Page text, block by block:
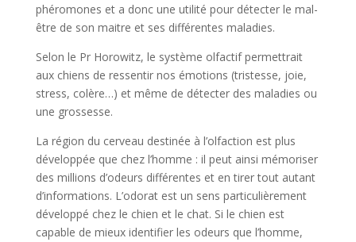
phéromones et a donc une utilité pour détecter le mal-
être de son maitre et ses différentes maladies.
Selon le Pr Horowitz, le système olfactif permettrait
aux chiens de ressentir nos émotions (tristesse, joie,
stress, colère…) et même de détecter des maladies ou
une grossesse.
La région du cerveau destinée à l’olfaction est plus
développée que chez l’homme : il peut ainsi mémoriser
des millions d’odeurs différentes et en tirer tout autant
d’informations. L’odorat est un sens particulièrement
développé chez le chien et le chat. Si le chien est
capable de mieux identifier les odeurs que l’homme,